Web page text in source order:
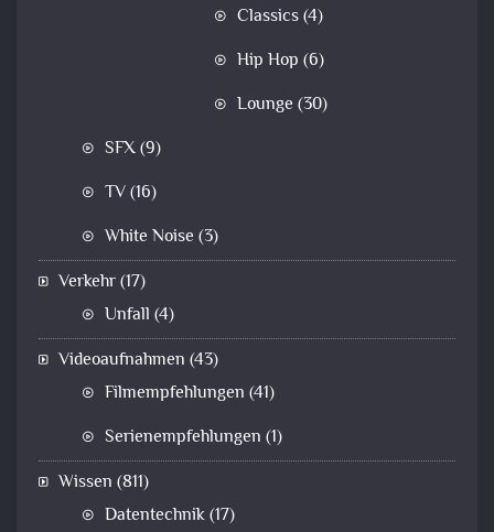
Classics(4)
Hip Hop (6)
Lounge (30)
SFX(9)
TV(16)
White Noise (3)
Verkehr(17)
Unfall (4)
Videoaufnahmen (43)
Filmempfehlungen (41)
Serienempfehlungen (1)
Wissen (811)
Datentechnik(17)